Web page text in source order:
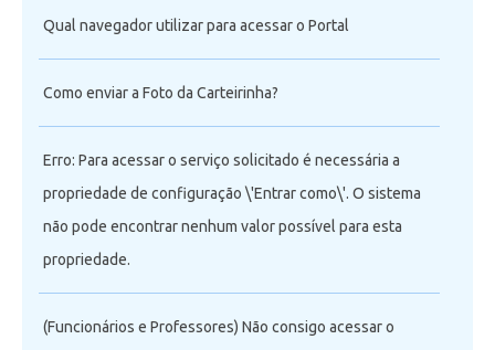
Qual navegador utilizar para acessar o Portal
Como enviar a Foto da Carteirinha?
Erro: Para acessar o serviço solicitado é necessária a
propriedade de configuração \'Entrar como\'. O sistema
não pode encontrar nenhum valor possível para esta
propriedade.
(Funcionários e Professores) Não consigo acessar o